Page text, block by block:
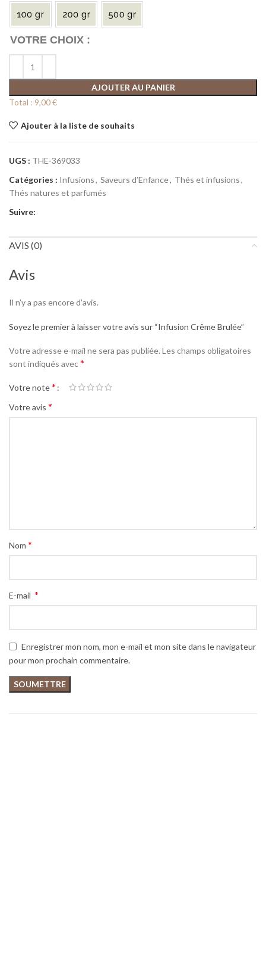
AJOUTER AU PANIER
Total : 9,00 €
Ajouter à la liste de souhaits
UGS : THE-369033
Catégories : Infusions, Saveurs d’Enfance, Thés et infusions,
Thés natures et parfumés
Suivre:
AVIS (0)
Avis
Il n’y a pas encore d’avis.
Soyez le premier à laisser votre avis sur “Infusion Crême Brulée”
Votre adresse e-mail ne sera pas publiée. Les champs obligatoires
sont indiqués avec*
Votre note*
Votre avis *
Nom *
E-mail *
Enregistrer mon nom, mon e-mail et mon site dans le navigateur
pour mon prochain commentaire.